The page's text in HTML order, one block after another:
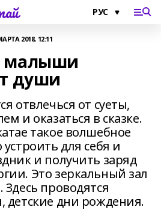
2018, 12:11
малыши
души
отвлечься от суеты,
и оказаться в сказке.
такое волшебное
для себя и
и получить заряд
Это зеркальный зал
проводятся
детские дни рождения.